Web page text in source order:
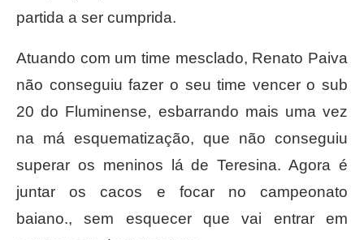
partida a ser cumprida.
Atuando com um time mesclado, Renato Paiva
não conseguiu fazer o seu time vencer o sub
20 do Fluminense, esbarrando mais uma vez
na má esquematização, que não conseguiu
superar os meninos lá de Teresina. Agora é
juntar os cacos e focar no campeonato
baiano., sem esquecer que vai entrar em